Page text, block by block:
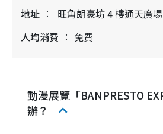
地址
旺角朗豪坊 4 樓通天廣場
人均消費 免費
動漫展覽「BANPRESTO
辦？